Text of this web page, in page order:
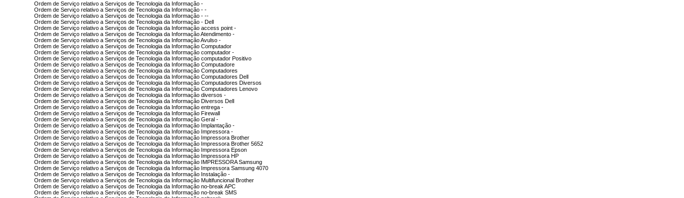
Ordem de Serviço relativo a Serviços de Tecnologia da Informação -
Ordem de Serviço relativo a Serviços de Tecnologia da Informação - -
Ordem de Serviço relativo a Serviços de Tecnologia da Informação - --
Ordem de Serviço relativo a Serviços de Tecnologia da Informação - Dell
Ordem de Serviço relativo a Serviços de Tecnologia da Informação access point -
Ordem de Serviço relativo a Serviços de Tecnologia da Informação Atendimento -
Ordem de Serviço relativo a Serviços de Tecnologia da Informação Avulso -
Ordem de Serviço relativo a Serviços de Tecnologia da Informação Computador
Ordem de Serviço relativo a Serviços de Tecnologia da Informação computador -
Ordem de Serviço relativo a Serviços de Tecnologia da Informação computador Positivo
Ordem de Serviço relativo a Serviços de Tecnologia da Informação Computadore
Ordem de Serviço relativo a Serviços de Tecnologia da Informação Computadores
Ordem de Serviço relativo a Serviços de Tecnologia da Informação Computadores Dell
Ordem de Serviço relativo a Serviços de Tecnologia da Informação Computadores Diversos
Ordem de Serviço relativo a Serviços de Tecnologia da Informação Computadores Lenovo
Ordem de Serviço relativo a Serviços de Tecnologia da Informação diversos -
Ordem de Serviço relativo a Serviços de Tecnologia da Informação Diversos Dell
Ordem de Serviço relativo a Serviços de Tecnologia da Informação entrega -
Ordem de Serviço relativo a Serviços de Tecnologia da Informação Firewall
Ordem de Serviço relativo a Serviços de Tecnologia da Informação Geral -
Ordem de Serviço relativo a Serviços de Tecnologia da Informação Implantação -
Ordem de Serviço relativo a Serviços de Tecnologia da Informação Impressora -
Ordem de Serviço relativo a Serviços de Tecnologia da Informação Impressora Brother
Ordem de Serviço relativo a Serviços de Tecnologia da Informação Impressora Brother 5652
Ordem de Serviço relativo a Serviços de Tecnologia da Informação Impressora Epson
Ordem de Serviço relativo a Serviços de Tecnologia da Informação Impressora HP
Ordem de Serviço relativo a Serviços de Tecnologia da Informação IMPRESSORA Samsung
Ordem de Serviço relativo a Serviços de Tecnologia da Informação Impressora Samsung 4070
Ordem de Serviço relativo a Serviços de Tecnologia da Informação Instalação -
Ordem de Serviço relativo a Serviços de Tecnologia da Informação Multifuncional Brother
Ordem de Serviço relativo a Serviços de Tecnologia da Informação no-break APC
Ordem de Serviço relativo a Serviços de Tecnologia da Informação no-break SMS